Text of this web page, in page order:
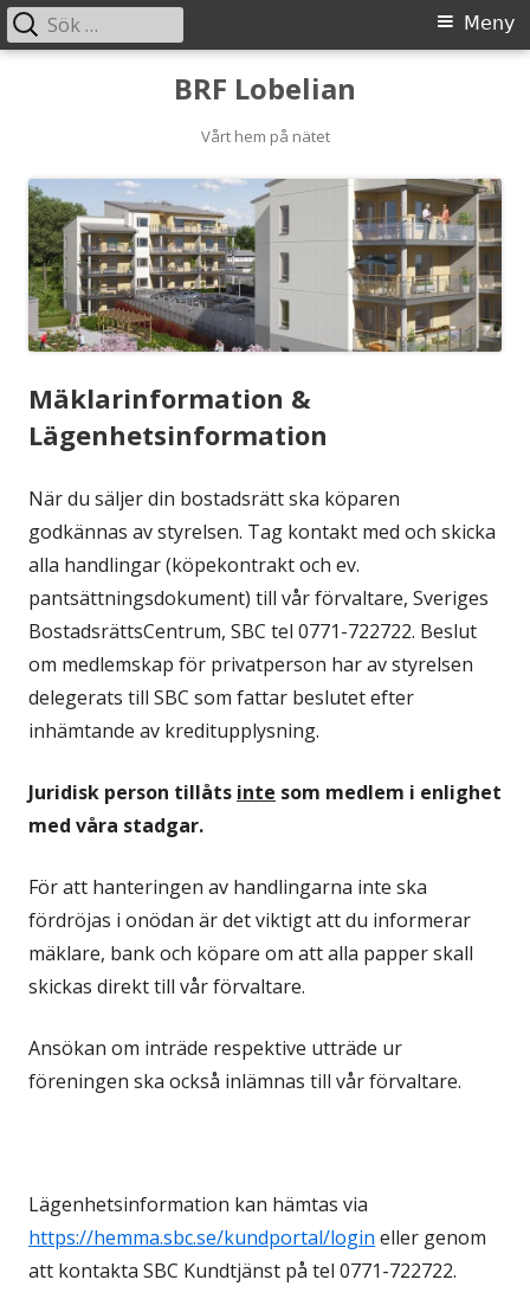
BRF Lobelian
Vårt hem på nätet
Primär
Meny
Sök
efter:
Mäklarinformation &
Lägenhetsinformation
När du säljer din bostadsrätt ska köparen
godkännas av styrelsen. Tag kontakt med och skicka
alla handlingar (köpekontrakt och ev.
pantsättningsdokument) till vår förvaltare, Sveriges
BostadsrättsCentrum, SBC tel 0771-722722. Beslut
om medlemskap för privatperson har av styrelsen
delegerats till SBC som fattar beslutet efter
inhämtande av kreditupplysning.
Juridisk person tillåts inte som medlem i enlighet
med våra stadgar.
För att hanteringen av handlingarna inte ska
fördröjas i onödan är det viktigt att du informerar
mäklare, bank och köpare om att alla papper skall
skickas direkt till vår förvaltare.
Ansökan om inträde respektive utträde ur
föreningen ska också inlämnas till vår förvaltare.
Lägenhetsinformation kan hämtas via
https://hemma.sbc.se/kundportal/login eller genom
att kontakta SBC Kundtjänst på tel 0771-722722.